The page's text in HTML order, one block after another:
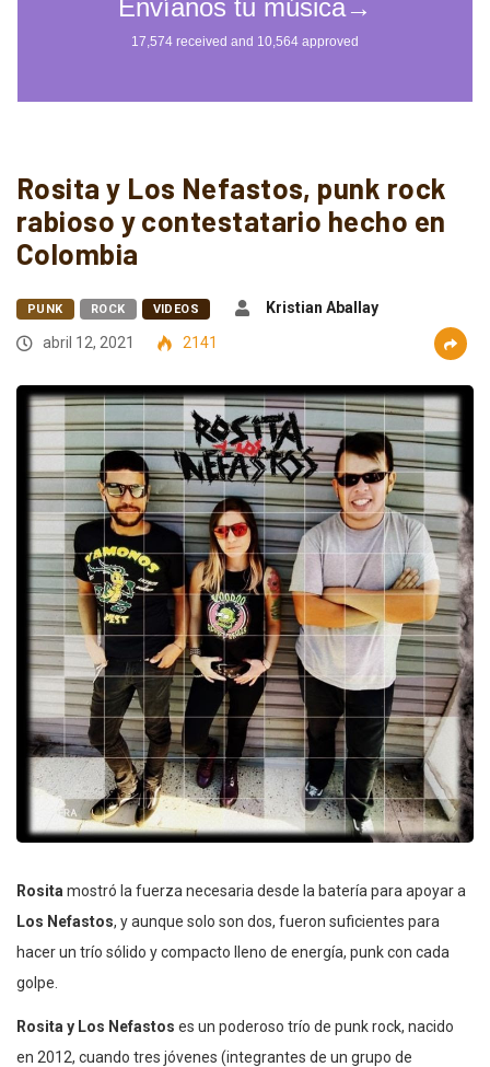
Rosita y Los Nefastos, punk rock
rabioso y contestatario hecho en
Colombia
PUNK ROCK VIDEOS
Kristian Aballay
abril 12, 2021
2141
Rosita mostró la fuerza necesaria desde la batería para apoyar a
Los Nefastos, y aunque solo son dos, fueron suficientes para
hacer un trío sólido y compacto lleno de energía, punk con cada
golpe.
Rosita y Los Nefastos es un poderoso trío de punk rock, nacido
en 2012, cuando tres jóvenes (integrantes de un grupo de